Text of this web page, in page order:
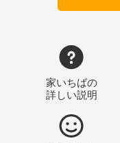
家いちばの
詳しい説明